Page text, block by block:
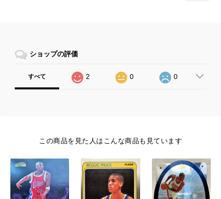
ショップの評価
すべて 2 0 0
この商品を見た人はこんな商品も見ています